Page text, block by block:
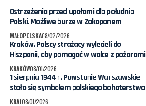
Ostrzeżenia przed upałami dla południa
Polski. Możliwe burze w Zakopanem
MAŁOPOLSKA08/02/2026
Kraków. Polscy strażacy wylecieli do
Hiszpanii, aby pomagać w walce z pożarami
KRAKÓW08/01/2026
1 sierpnia 1944 r. Powstanie Warszawskie
stało się symbolem polskiego bohaterstwa
KRAJ08/01/2026